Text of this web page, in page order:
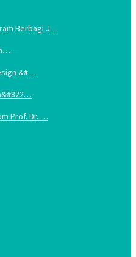
Berbagi J…
&#…
Prof. Dr. …